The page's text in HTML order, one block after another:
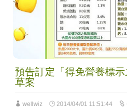
預告訂定「得免營養標示
草案
wellwiz 2014/04/01 11:51:44